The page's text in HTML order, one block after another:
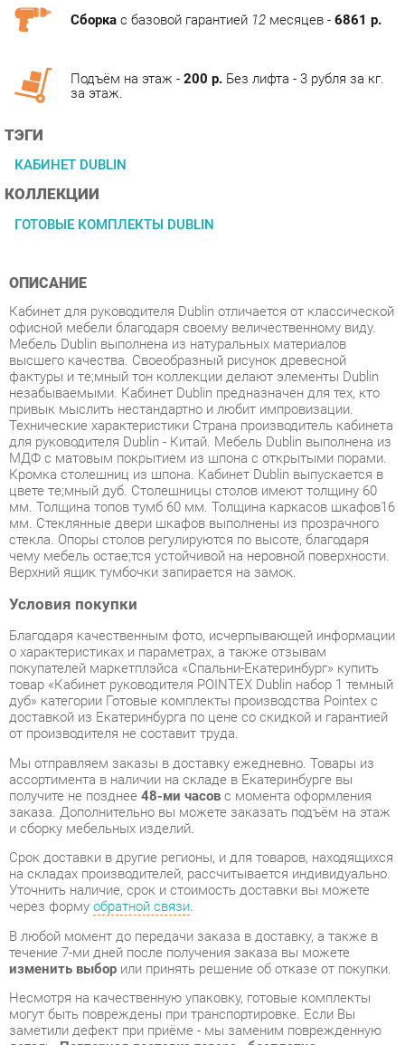
ТЭГИ
ОПИСАНИЕ
офисной мебели благодаря своему величественному виду.
Мебель Dublin выполнена из натуральных материалов
высшего качества. Своеобразный рисунок древесной
фактуры и тe;мный тон коллекции делают элементы Dublin
незабываемыми. Кабинет Dublin предназначен для тех, кто
привык мыслить нестандартно и любит импровизации.
Технические характеристики Страна производитель кабинета
для руководителя Dublin - Китай. Мебель Dublin выполнена из
МДФ с матовым покрытием из шпона с открытыми порами.
Кромка столешниц из шпона. Кабинет Dublin выпускается в
цвете тe;мный дуб. Столешницы столов имеют толщину 60
мм. Толщина топов тумб 60 мм. Толщина каркасов шкафов16
мм. Стеклянные двери шкафов выполнены из прозрачного
стекла. Опоры столов регулируются по высоте, благодаря
чему мебель остаe;тся устойчивой на неровной поверхности.
Верхний ящик тумбочки запирается на замок.
Условия покупки
Благодаря качественным фото, исчерпывающей информации
покупателей маркетплэйса «Спальни-Екатеринбург» купить
дуб» категории Готовые комплекты производства Pointex с
доставкой из Екатеринбурга по цене со скидкой и гарантией
от производителя не составит труда.
Мы отправляем заказы в доставку ежедневно. Товары из
ассортимента в наличии на складе в Екатеринбурге вы
получите не позднее48-ми часовс момента оформления
заказа. Дополнительно вы можете заказать подъём на этаж
и сборку мебельных изделий.
Срок доставки в другие регионы, и для товаров, находящихся
на складах производителей, рассчитывается индивидуально.
Уточнить наличие, срок и стоимость доставки вы можете
через формуобратной связи.
В любой момент до передачи заказа в доставку, а также в
течение 7-ми дней после получения заказа вы можете
изменить выборили принять решение об отказе от покупки.
Несмотря на качественную упаковку, готовые комплекты
могут быть повреждены при транспортировке. Если Вы
заметили дефект при приёме - мы заменим поврежденную
деталь.Повторная доставкатовара -бесплатна.
На всю мебель категории Готовые комплекты
распространяетсягарантия 1 год, а на некоторые модели – 2
года с момента приобретения.